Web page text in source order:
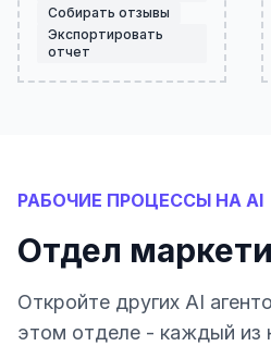
Собирать отзывы
Экспортировать
отчет
РАБОЧИЕ ПРОЦЕССЫ НА AI
Отдел
Откройте других AI
этом отделе - каждый из